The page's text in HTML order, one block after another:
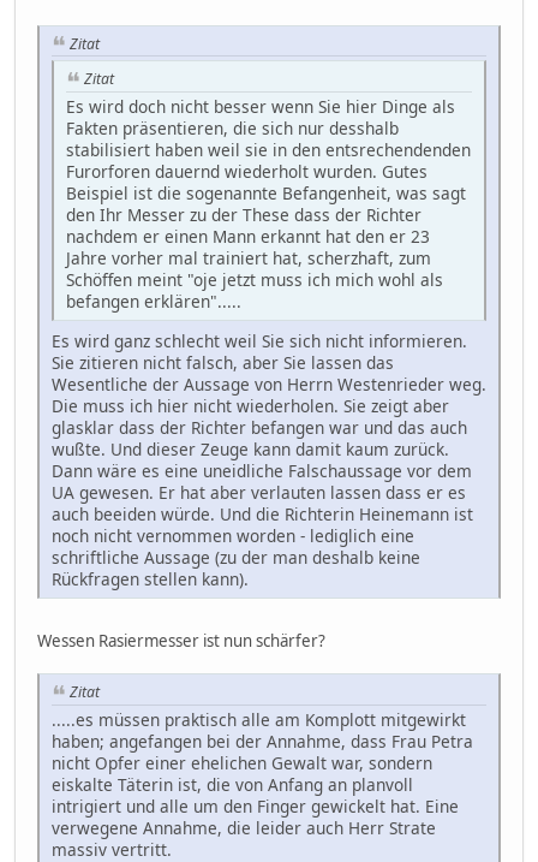
Zitat
Zitat
Es wird doch nicht besser wenn Sie hier Dinge als
Fakten präsentieren, die sich nur desshalb
stabilisiert haben weil sie in den entsrechendenden
Furorforen dauernd wiederholt wurden. Gutes
Beispiel ist die sogenannte Befangenheit, was sagt
den Ihr Messer zu der These dass der Richter
nachdem er einen Mann erkannt hat den er 23
Jahre vorher mal trainiert hat, scherzhaft, zum
Schöffen meint "oje jetzt muss ich mich wohl als
befangen erklären".....
Es wird ganz schlecht weil Sie sich nicht informieren.
Sie zitieren nicht falsch, aber Sie lassen das
Wesentliche der Aussage von Herrn Westenrieder weg.
Die muss ich hier nicht wiederholen. Sie zeigt aber
glasklar dass der Richter befangen war und das auch
wußte. Und dieser Zeuge kann damit kaum zurück.
Dann wäre es eine uneidliche Falschaussage vor dem
UA gewesen. Er hat aber verlauten lassen dass er es
auch beeiden würde. Und die Richterin Heinemann ist
noch nicht vernommen worden - lediglich eine
schriftliche Aussage (zu der man deshalb keine
Rückfragen stellen kann).
Wessen Rasiermesser ist nun schärfer?
Zitat
.....es müssen praktisch alle am Komplott mitgewirkt
haben; angefangen bei der Annahme, dass Frau Petra
nicht Opfer einer ehelichen Gewalt war, sondern
eiskalte Täterin ist, die von Anfang an planvoll
intrigiert und alle um den Finger gewickelt hat. Eine
verwegene Annahme, die leider auch Herr Strate
massiv vertritt.